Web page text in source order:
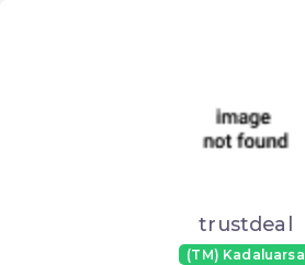
trustdeal
(TM) Kadaluarsa